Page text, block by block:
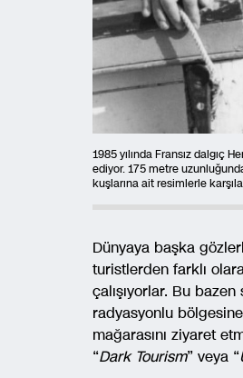
1985 yılında Fransız dalgıç
ediyor. 175 metre
kuşlarına ait resimlerle
Dünyaya başka
turistlerden farklı
çalışıyorlar. Bu
radyasyonlu
mağarasını ziyaret
“Dark Tourism” veya “